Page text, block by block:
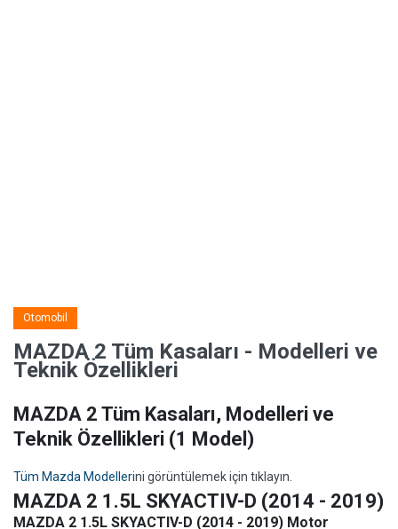
Otomobil
MAZDA 2 Tüm Kasaları - Modelleri ve
Teknik Özellikleri
MAZDA 2 Tüm Kasaları, Modelleri ve
Teknik Özellikleri (1 Model)
Tüm Mazda Modellerini görüntülemek için tıklayın.
MAZDA 2 1.5L SKYACTIV-D (2014 - 2019)
MAZDA 2 1.5L SKYACTIV-D (2014 - 2019) Motor